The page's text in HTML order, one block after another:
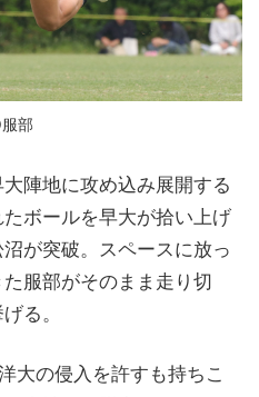
部
陣地に攻め込み展開する
ボールを早大が拾い上げ
が突破。スペースに放っ
服部がそのまま走り切
る。
大の侵入を許すも持ちこ